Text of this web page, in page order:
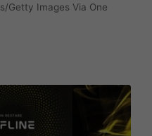
Getty Images Via One